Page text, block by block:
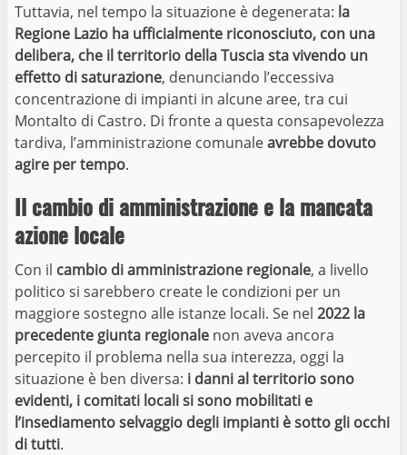
Tuttavia, nel tempo la situazione è degenerata: la
Regione Lazio ha ufficialmente riconosciuto, con una
delibera, che il territorio della Tuscia sta vivendo un
effetto di saturazione, denunciando l’eccessiva
concentrazione di impianti in alcune aree, tra cui
Montalto di Castro. Di fronte a questa consapevolezza
tardiva, l’amministrazione comunaleavrebbe dovuto
agire per tempo.
Il cambio di amministrazione e la mancata
azione locale
Con il cambio di amministrazione regionale, a livello
politico si sarebbero create le condizioni per un
maggiore sostegno alle istanze locali. Se nel 2022 la
precedente giunta regionale non aveva ancora
percepito il problema nella sua interezza, oggi la
situazione è ben diversa: i danni al territorio sono
evidenti, i comitati locali si sono mobilitati e
l’insediamento selvaggio degli impianti è sotto gli occhi
di tutti.